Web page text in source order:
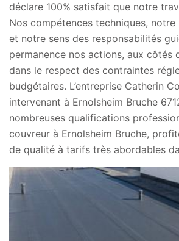
déclare 100% satisfait que notre
Nos compétences techniques,
et notre sens des responsabilités
permanence nos actions, aux côtés
dans le respect des contraintes
budgétaires. L’entreprise Catherin
intervenant à Ernolsheim Bruche
nombreuses qualifications
couvreur à Ernolsheim Bruche,
de qualité à tarifs très abordables